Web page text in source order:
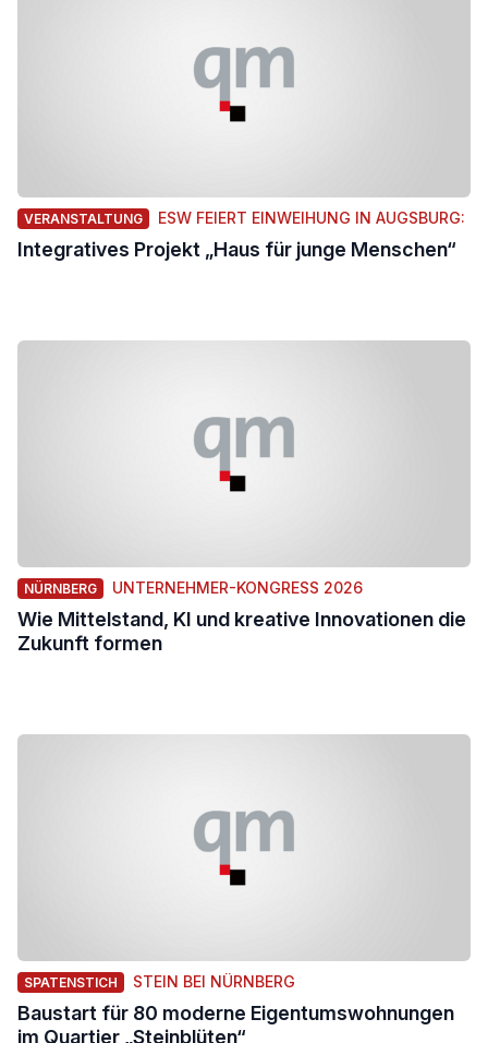
VERANSTALTUNG ESW FEIERT EINWEIHUNG IN AUGSBURG:
Integratives Projekt „Haus für junge Menschen“
NÜRNBERG UNTERNEHMER-KONGRESS 2026
Wie Mittelstand, KI und kreative Innovationen die
Zukunft formen
SPATENSTICH STEIN BEI NÜRNBERG
Baustart für 80 moderne Eigentumswohnungen
im Quartier „Steinblüten“